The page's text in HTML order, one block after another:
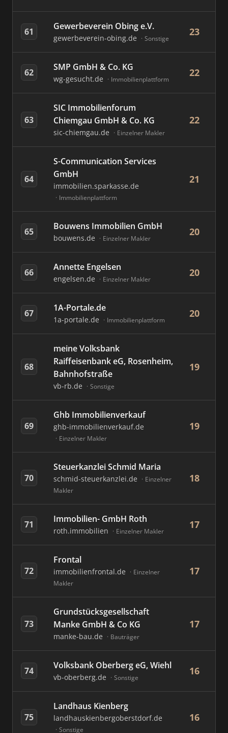
61 Gewerbeverein Obing e.V.
gewerbeverein-obing.de Sonstige
23
62 SMP GmbH & Co. KG
wg-gesucht.de Immobilienplattform
22
63
SIC Immobilienforum
Chiemgau GmbH & Co. KG
sic-chiemgau.de Einzelner Makler
22
64
S-Communication Services
GmbH
immobilien.sparkasse.de
Immobilienplattform
21
65 Bouwens Immobilien GmbH
bouwens.de Einzelner Makler
20
66 Annette Engelsen
engelsen.de Einzelner Makler
20
67 1A-Portale.de
1a-portale.de Immobilienplattform
20
68
meine Volksbank
Raiffeisenbank eG, Rosenheim,
Bahnhofstraße
vb-rb.de Sonstige
19
69
Ghb Immobilienverkauf
ghb-immobilienverkauf.de
Einzelner Makler
19
70
Steuerkanzlei Schmid Maria
schmid-steuerkanzlei.de
Einzelner
Makler
18
71 Immobilien- GmbH Roth
roth.immobilien Einzelner Makler
17
72
Frontal
immobilienfrontal.de
Einzelner
Makler
17
73
Grundstücksgesellschaft
Manke GmbH & Co KG
manke-bau.de Bauträger
17
74 Volksbank Oberberg eG, Wiehl
vb-oberberg.de Sonstige
16
75
Landhaus Kienberg
landhauskienbergoberstdorf.de
Sonstige
16